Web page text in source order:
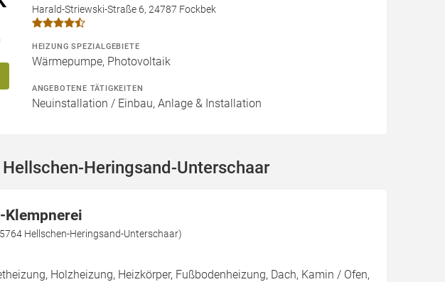
Harald-Striewski-Straße 6, 24787 Fockbek
HEIZUNG SPEZIALGEBIETE
Wärmepumpe, Photovoltaik
ANGEBOTENE TÄTIGKEITEN
Neuinstallation / Einbau, Anlage & Installation
Heringsand-Unterschaar
Klempnerei
Hellschen-Heringsand-Unterschaar)
Holzheizung, Heizkörper, Fußbodenheizung, Dach, Kamin / Ofen,